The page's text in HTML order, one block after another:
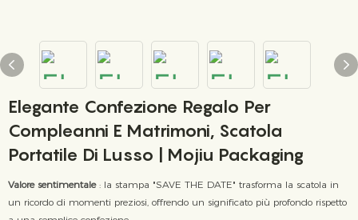
Elegante Confezione Regalo Per
Compleanni E Matrimoni, Scatola
Portatile Di Lusso | Mojiu Packaging
Valore sentimentale: la stampa "SAVE THE DATE" trasforma la scatola in
un ricordo di momenti preziosi, offrendo un significato più profondo rispetto